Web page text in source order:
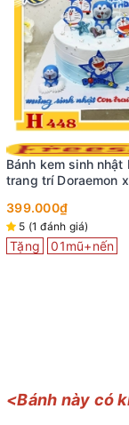
Bánh kem đôi H721
bóng
699.000₫
5 (1 đánh giá)
Tặng 01mũ+nến
<Bánh này có